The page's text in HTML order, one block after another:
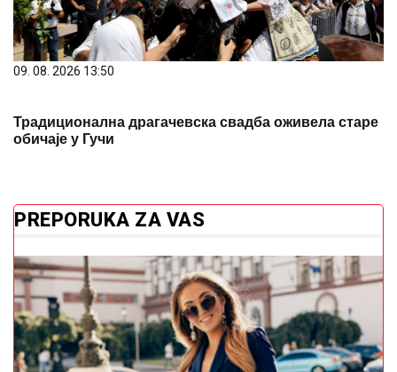
09. 08. 2026 13:50
Традиционална драгачевска свадба оживела старе
обичаје у Гучи
PREPORUKA ZA VAS